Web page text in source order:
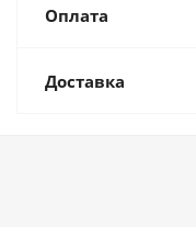
Оплата
Доставка